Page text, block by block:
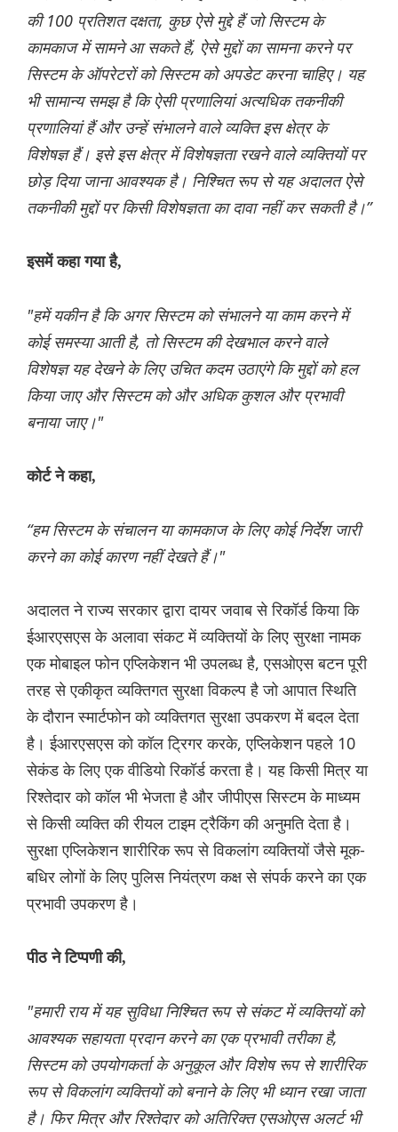
की 100 प्रतिशत दक्षता, कुछ ऐसे मुद्दे हैं जो सिस्टम के
कामकाज में सामने आ सकते हैं, ऐसे मुद्दों का सामना करने पर
सिस्टम के ऑपरेटरों को सिस्टम को अपडेट करना चाहिए। यह
भी सामान्य समझ है कि ऐसी प्रणालियां अत्यधिक तकनीकी
प्रणालियां हैं और उन्हें संभालने वाले व्यक्ति इस क्षेत्र के
विशेषज्ञ हैं। इसे इस क्षेत्र में विशेषज्ञता रखने वाले व्यक्तियों पर
छोड़ दिया जाना आवश्यक है। निश्चित रूप से यह अदालत ऐसे
तकनीकी मुद्दों पर किसी विशेषज्ञता का दावा नहीं कर सकती है।”
इसमें कहा गया है,
"हमें यकीन है कि अगर सिस्टम को संभालने या काम करने में
कोई समस्या आती है, तो सिस्टम की देखभाल करने वाले
विशेषज्ञ यह देखने के लिए उचित कदम उठाएंगे कि मुद्दों को हल
किया जाए और सिस्टम को और अधिक कुशल और प्रभावी
बनाया जाए।"
कोर्ट ने कहा,
“हम सिस्टम के संचालन या कामकाज के लिए कोई निर्देश जारी
करने का कोई कारण नहीं देखते हैं।"
अदालत ने राज्य सरकार द्वारा दायर जवाब से रिकॉर्ड किया कि
ईआरएसएस के अलावा संकट में व्यक्तियों के लिए सुरक्षा नामक
एक मोबाइल फोन एप्लिकेशन भी उपलब्ध है, एसओएस बटन पूरी
तरह से एकीकृत व्यक्तिगत सुरक्षा विकल्प है जो आपात स्थिति
के दौरान स्मार्टफोन को व्यक्तिगत सुरक्षा उपकरण में बदल देता
है। ईआरएसएस को कॉल ट्रिगर करके, एप्लिकेशन पहले 10
सेकंड के लिए एक वीडियो रिकॉर्ड करता है। यह किसी मित्र या
रिश्तेदार को कॉल भी भेजता है और जीपीएस सिस्टम के माध्यम
से किसी व्यक्ति की रीयल टाइम ट्रैकिंग की अनुमति देता है।
सुरक्षा एप्लिकेशन शारीरिक रूप से विकलांग व्यक्तियों जैसे मूक-
बधिर लोगों के लिए पुलिस नियंत्रण कक्ष से संपर्क करने का एक
प्रभावी उपकरण है।
पीठ ने टिप्पणी की,
"हमारी राय में यह सुविधा निश्चित रूप से संकट में व्यक्तियों को
आवश्यक सहायता प्रदान करने का एक प्रभावी तरीका है,
सिस्टम को उपयोगकर्ता के अनुकूल और विशेष रूप से शारीरिक
रूप से विकलांग व्यक्तियों को बनाने के लिए भी ध्यान रखा जाता
है। फिर मित्र और रिश्तेदार को अतिरिक्त एसओएस अलर्ट भी